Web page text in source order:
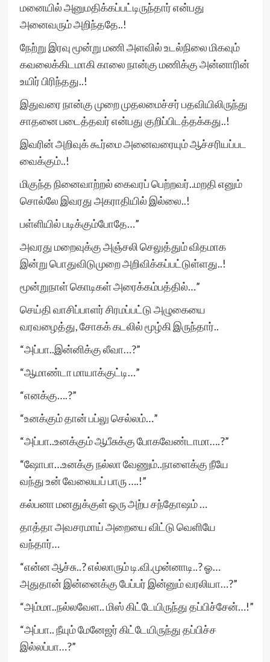
மனையில் அனுமதிக்கப்பட்டிருந்தார் என்பது
அனைவரும் அறிந்ததே..!
நேற்று இரவு மூன்று மணி அளவில் உடல்நிலை மிகவும்
கவலைக்கிடமாகி காலை நான்கு மணிக்கு அன்னாரின்
உயிர் பிரிந்தது..!
இதுவரை நான்கு முறை முதலமைச்சர் பதவியிலிருந்து
சாதனை படைத்தவர் என்பது குறிப்பிடத்தக்கது..!
இவரின் அறிவுக் கூர்மை அனைவரையும் ஆச்சரியப்பட
வைக்கும்..!
மிகுந்த நினைவாற்றல் கைவரப் பெற்றவர்..மறதி எனும்
சொல்லே இவரது அகராதியில் இல்லை..!
பள்ளியில் படிக்கும்போதே…”
அவரது மறைவுக்கு அஞ்சலி செலுத்தும் விதமாக
இன்று பொதுவிடுமுறை அறிவிக்கப்பட்டுள்ளது..!
மூன்றுநாள் கொடிகள் அரைக்கம்பத்தில்…”
செய்தி வாசிப்பாளர் சிரமப்பட்டு அழுகையை
வரவழைத்து, சோகக் கடலில் மூழ்கி இருந்தார்..
“அப்பா..இன்னிக்கு லீவா…?”
“ஆமாண்டா மாயாக்குட்டி…”
“எனக்கு….?”
“உனக்கும் தான் பப்லு செல்லம்…”
“அப்பா..உனக்கும் ஆபீசுக்கு போகவேண்டாமா….?”
“ஷோபா…உனக்கு நல்லா வேணும்..நாளைக்கு நீயே
வந்து உன் வேலையப் பாரு ….!”
கல்பனா மனதுக்குள் ஒரு அற்ப சந்தோஷம் …
தாத்தா அவசரமாய் அறையை விட்டு வெளியே
வந்தார்…
“என்ன ஆச்சு..? எல்லாரும் டி.வி.முன்னாடி..? ஓ…
அதுதான் இன்னைக்கு பேப்பர் இன்னும் வரலியா…?”
“அம்மா..நல்லவேள.. மிஸ் கிட்டேயிருந்து தப்பிச்சேன்…!”
“அப்பா.. நீயும் மேனேஜர் கிட்டேயிருந்து தப்பிச்ச
இல்லப்பா…?”